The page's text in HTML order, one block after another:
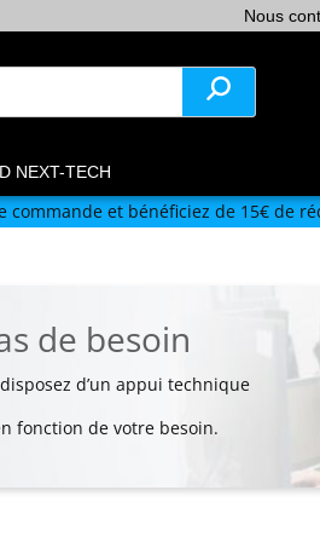
Nous
NEXT-TECH
et bénéficiez de 15€ de
de besoin
d’un appui technique
fonction de votre besoin.